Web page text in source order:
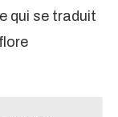
qui se traduit